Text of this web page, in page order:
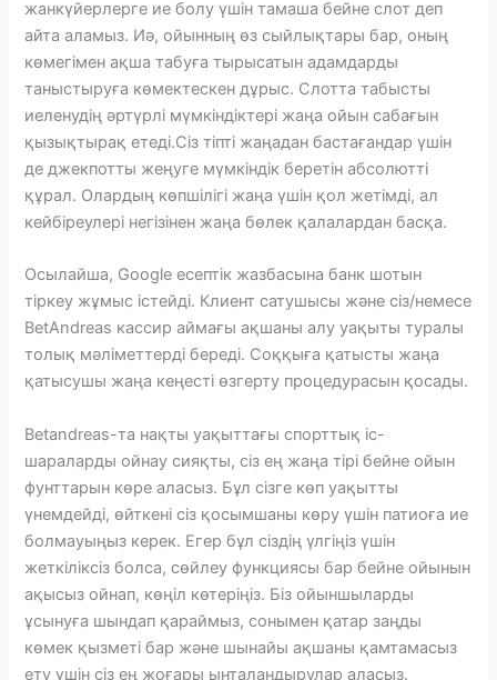
жанкүйерлерге ие болу үшін тамаша бейне слот деп
айта аламыз. Иә, ойынның өз сыйлықтары бар, оның
көмегімен ақша табуға тырысатын адамдарды
таныстыруға көмектескен дұрыс. Слотта табысты
иеленудің әртүрлі мүмкіндіктері жаңа ойын сабағын
қызықтырақ етеді.Сіз тіпті жаңадан бастағандар үшін
де джекпотты жеңуге мүмкіндік беретін абсолютті
құрал. Олардың көпшілігі жаңа үшін қол жетімді, ал
кейбіреулері негізінен жаңа бөлек қалалардан басқа.
Осылайша, Google есептік жазбасына банк шотын
тіркеу жұмыс істейді. Клиент сатушысы және сіз/немесе
BetAndreas кассир аймағы ақшаны алу уақыты туралы
толық мәліметтерді береді. Соққыға қатысты жаңа
қатысушы жаңа кеңесті өзгерту процедурасын қосады.
Betandreas-та нақты уақыттағы спорттық іс-
шараларды ойнау сияқты, сіз ең жаңа тірі бейне ойын
фунттарын көре аласыз. Бұл сізге көп уақытты
үнемдейді, өйткені сіз қосымшаны көру үшін патиоға ие
болмауыңыз керек. Егер бұл сіздің үлгіңіз үшін
жеткіліксіз болса, сөйлеу функциясы бар бейне ойынын
ақысыз ойнап, көңіл көтеріңіз. Біз ойыншыларды
ұсынуға шындап қараймыз, сонымен қатар заңды
көмек қызметі бар және шынайы ақшаны қамтамасыз
ету үшін сіз ең жоғары ынталандырулар аласыз.